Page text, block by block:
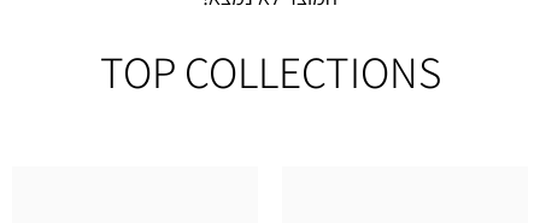
TOP COLLECTIONS